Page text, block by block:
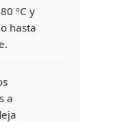
ºC y
hasta
a